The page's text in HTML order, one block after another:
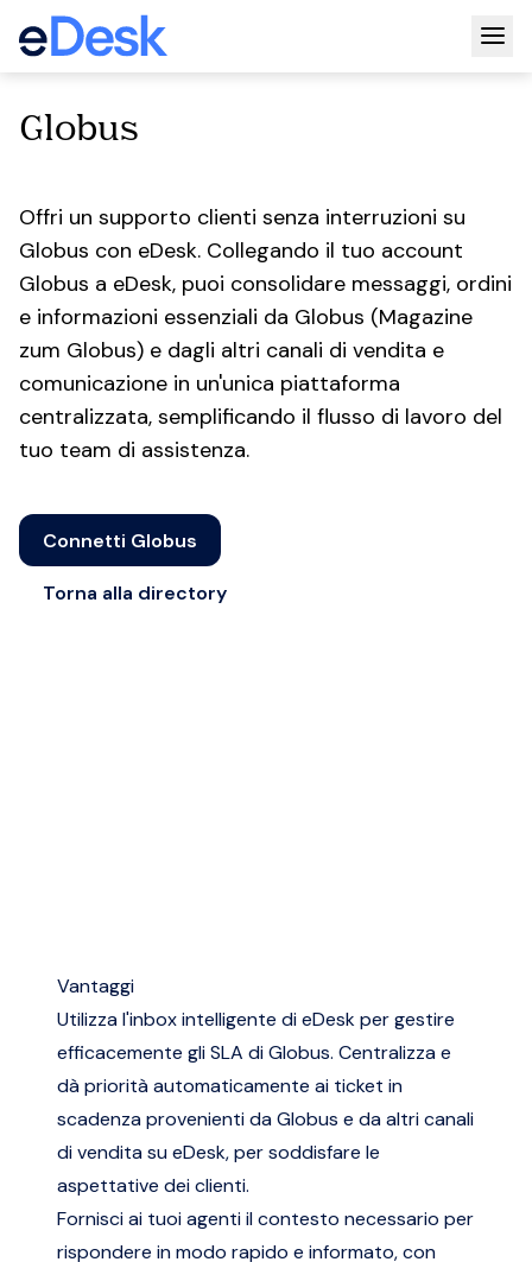
Globus
Offri un supporto clienti senza interruzioni su
Globus con eDesk. Collegando il tuo account
Globus a eDesk, puoi consolidare messaggi, ordini
e informazioni essenziali da Globus (Magazine
zum Globus) e dagli altri canali di vendita e
comunicazione in un'unica piattaforma
centralizzata, semplificando il flusso di lavoro del
tuo team di assistenza.
Connetti Globus
Torna alla directory
Vantaggi
Utilizza l'inbox intelligente di eDesk per gestire
efficacemente gli SLA di Globus. Centralizza e
dà priorità automaticamente ai ticket in
scadenza provenienti da Globus e da altri canali
di vendita su eDesk, per soddisfare le
aspettative dei clienti.
Fornisci ai tuoi agenti il contesto necessario per
rispondere in modo rapido e informato, con